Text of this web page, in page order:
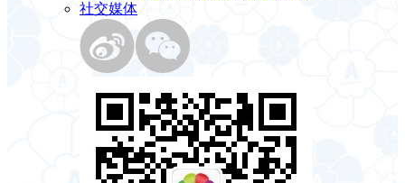
社交媒体